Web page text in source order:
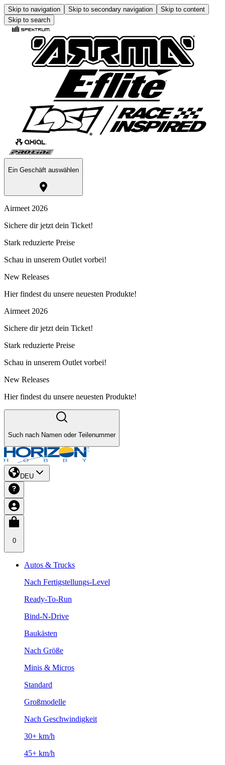
Skip to navigation Skip to secondary navigation
Skip to content
Skip to search
Ein Geschäft auswählen
Airmeet 2026
Sichere dir jetzt dein Ticket!
Stark reduzierte Preise
Schau in unserem Outlet vorbei!
New Releases
Hier findest du unsere neuesten Produkte!
Airmeet 2026
Sichere dir jetzt dein Ticket!
Stark reduzierte Preise
Schau in unserem Outlet vorbei!
New Releases
Hier findest du unsere neuesten Produkte!
Such nach Namen oder Teilenummer
DEU
0
Autos & Trucks
Nach Fertigstellungs-Level
Ready-To-Run
Bind-N-Drive
Baukästen
Nach Größe
Minis & Micros
Standard
Großmodelle
Nach Geschwindigkeit
30+ km/h
45+ km/h